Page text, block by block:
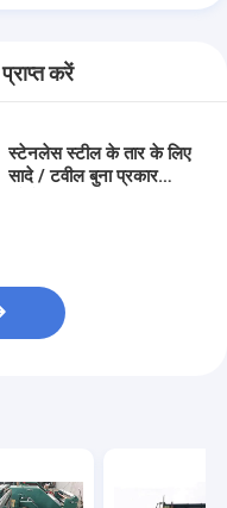
करें
स्टेनलेस स्टील के तार के लिए
सादे / टवील बुना प्रकार